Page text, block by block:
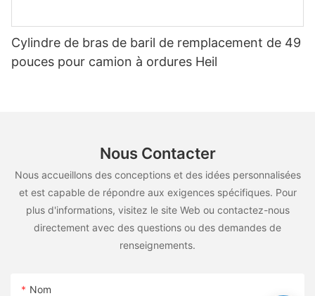
Cylindre de bras de baril de remplacement de 49
pouces pour camion à ordures Heil
Nous Contacter
Nous accueillons des conceptions et des idées personnalisées
et est capable de répondre aux exigences spécifiques. Pour
plus d'informations, visitez le site Web ou contactez-nous
directement avec des questions ou des demandes de
renseignements.
Nom